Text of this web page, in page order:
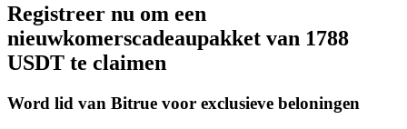
Informatie
Registreer nu om een
nieuwkomerscadeaupakket van 1788
USDT te claimen
Word lid van Bitrue voor exclusieve beloningen